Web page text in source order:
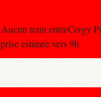
train entreCergy
estimée vers 9h